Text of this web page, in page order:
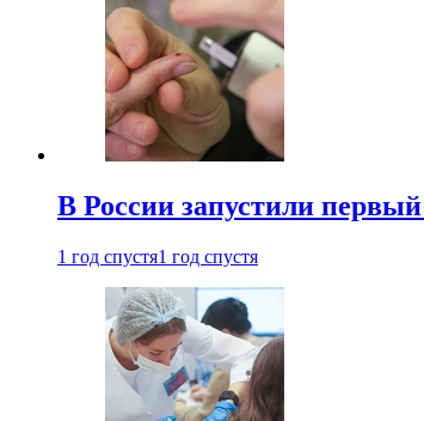
В России запустили
1 год спустя1 год спустя